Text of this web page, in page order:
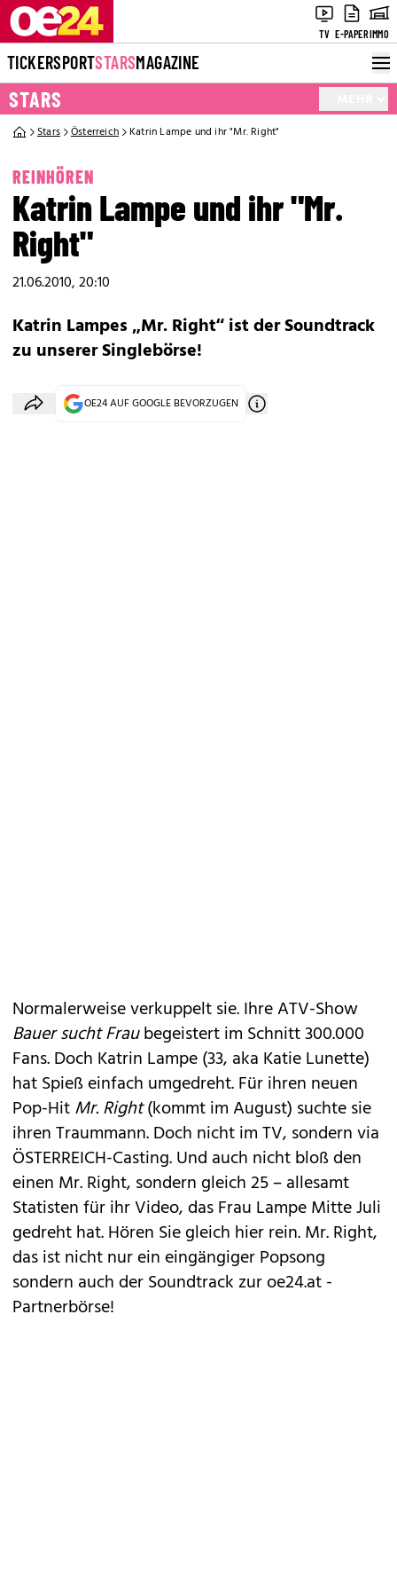
TV E-PAPERIMMO
TICKERSPORTSTARSMAGAZINE
STARS
Stars Österreich Katrin Lampe und ihr "Mr. Right"
REINHÖREN
Katrin Lampe und ihr "Mr.
Right"
21.06.2010, 20:10
Katrin Lampes „Mr. Right“ ist der Soundtrack
zu unserer Singlebörse!
OE24 AUF GOOGLE BEVORZUGEN
Normalerweise verkuppelt sie. Ihre ATV-Show
Bauer sucht Fraubegeistert im Schnitt 300.000
Fans. Doch Katrin Lampe (33, aka Katie Lunette)
hat Spieß einfach umgedreht. Für ihren neuen
Pop-HitMr. Right(kommt im August) suchte sie
ihren Traummann. Doch nicht im TV, sondern via
ÖSTERREICH-Casting. Und auch nicht bloß den
einen Mr. Right, sondern gleich 25 – allesamt
Statisten für ihr Video, das Frau Lampe Mitte Juli
gedreht hat. Hören Sie gleich hier rein. Mr. Right,
das ist nicht nur ein eingängiger Popsong
sondern auch der Soundtrack zuroe24.at -
Partnerbörse!